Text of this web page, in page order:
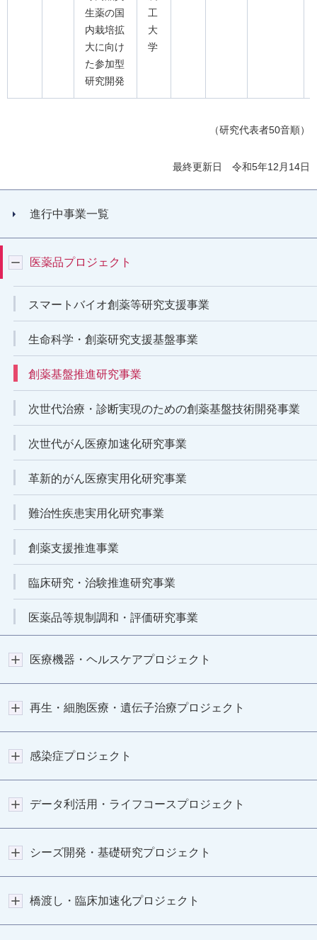
生薬の国
内栽培拡
大に向け
た参加型
研究開発
工
大
学
（研究代表者50音順）
最終更新日 令和5年12月14日
進行中事業一覧
医薬品プロジェクト
スマートバイオ創薬等研究支援事業
生命科学・創薬研究支援基盤事業
創薬基盤推進研究事業
次世代治療・診断実現のための創薬基盤技術開発事業
次世代がん医療加速化研究事業
革新的がん医療実用化研究事業
難治性疾患実用化研究事業
創薬支援推進事業
臨床研究・治験推進研究事業
医薬品等規制調和・評価研究事業
医療機器・ヘルスケアプロジェクト
再生・細胞医療・遺伝子治療プロジェクト
感染症プロジェクト
データ利活用・ライフコースプロジェクト
シーズ開発・基礎研究プロジェクト
橋渡し・臨床加速化プロジェクト